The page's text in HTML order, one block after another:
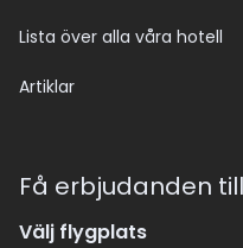
Lista över alla våra hotell
Artiklar
Få erbjudanden
Välj flygplats